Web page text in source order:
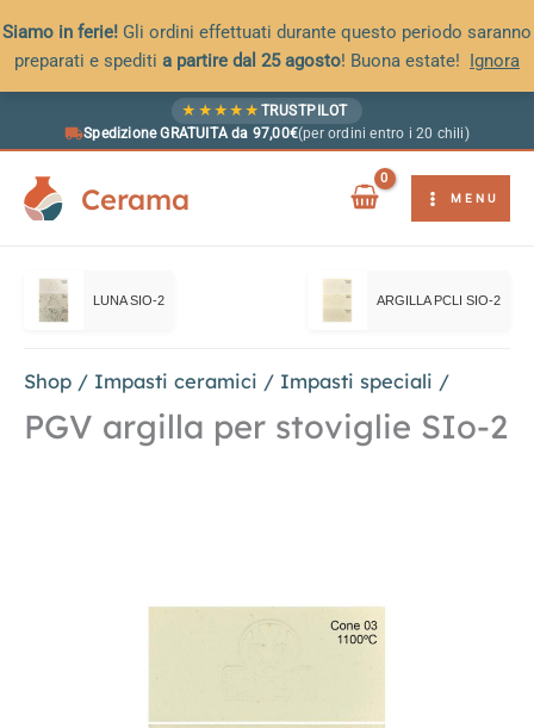
Siamo in ferie! Gli ordini effettuati durante questo periodo saranno
preparati e spediti a partire dal 25 agosto! Buona estate! Ignora
★ ★ ★ ★ ★ TRUSTPILOT
Spedizione GRATUITA da 97,00€(per ordini entro i 20 chili)
Cerama MENU
LUNA SIO-2 ARGILLA PCLI SIO-2
Shop / Impasti ceramici / Impasti speciali /
PGV argilla per stoviglie SIo-2